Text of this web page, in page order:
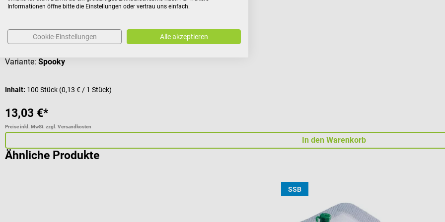
Atmungsaktive Injektionspflaster in Weiß oder mit Kindermotiven
Durchschnittliche Bewertung von 5 von 5 Sternen
Variante: Spooky
Inhalt: 100 Stück (0,13 € / 1 Stück)
13,03 €*
Preise inkl. MwSt. zzgl. Versandkosten
In den Warenkorb
Ähnliche Produkte
SSB
Informationen öffne bitte die Einstellungen oder vertrau uns einfach.
Cookie-Einstellungen Alle akzeptieren